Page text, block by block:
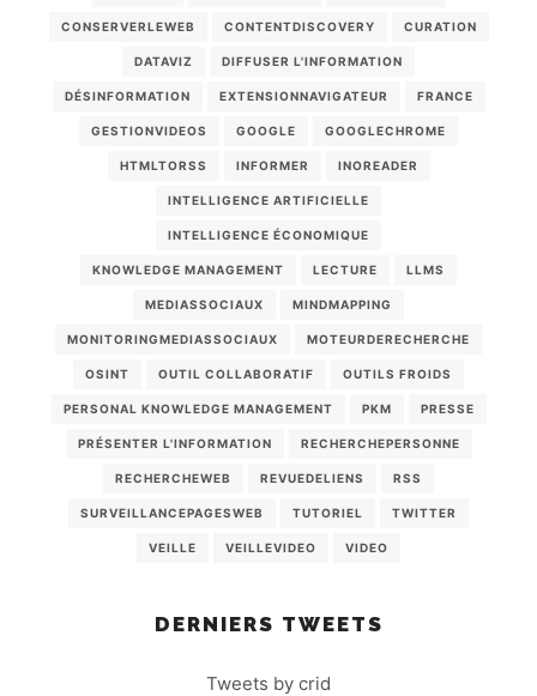
CONSERVERLEWEB CONTENTDISCOVERY CURATION
DATAVIZ DIFFUSER L'INFORMATION
DÉSINFORMATION EXTENSIONNAVIGATEUR FRANCE
GESTIONVIDEOS GOOGLE GOOGLECHROME
HTMLTORSS INFORMER INOREADER
INTELLIGENCE ARTIFICIELLE
INTELLIGENCE ÉCONOMIQUE
KNOWLEDGE MANAGEMENT LECTURE LLMS
MEDIASSOCIAUX MINDMAPPING
MONITORINGMEDIASSOCIAUX MOTEURDERECHERCHE
OSINT OUTIL COLLABORATIF OUTILS FROIDS
PERSONAL KNOWLEDGE MANAGEMENT PKM PRESSE
PRÉSENTER L'INFORMATION RECHERCHEPERSONNE
RECHERCHEWEB REVUEDELIENS RSS
SURVEILLANCEPAGESWEB TUTORIEL TWITTER
VEILLE VEILLEVIDEO VIDEO
DERNIERS TWEETS
Tweets by crid